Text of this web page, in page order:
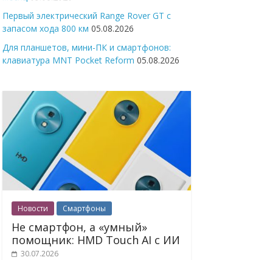
Первый электрический Range Rover GT с
запасом хода 800 км 05.08.2026
Для планшетов, мини-ПК и смартфонов:
клавиатура MNT Pocket Reform 05.08.2026
Новости Смартфоны
Не смартфон, а «умный»
помощник: HMD Touch AI с ИИ
30.07.2026